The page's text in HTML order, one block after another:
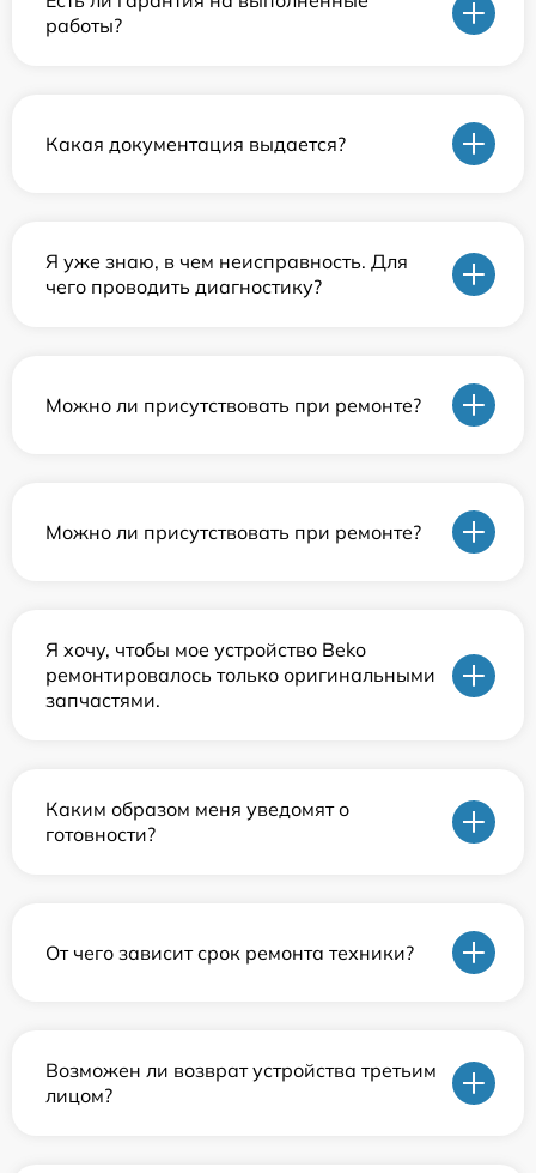
работы?
Какая документация выдается?
Я уже знаю, в чем неисправность. Для
чего проводить диагностику?
Можно ли присутствовать при ремонте?
Можно ли присутствовать при ремонте?
Я хочу, чтобы мое устройство Beko
ремонтировалось только оригинальными
запчастями.
Каким образом меня уведомят о
готовности?
От чего зависит срок ремонта техники?
Возможен ли возврат устройства третьим
лицом?